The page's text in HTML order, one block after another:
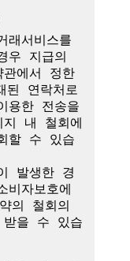
서비스를
우 지급의
에서 정한
연락처로
용한 전송을
지 내 철회에
할 수 있습
발생한 경
비자보호에
의 철회의
받을 수 있습